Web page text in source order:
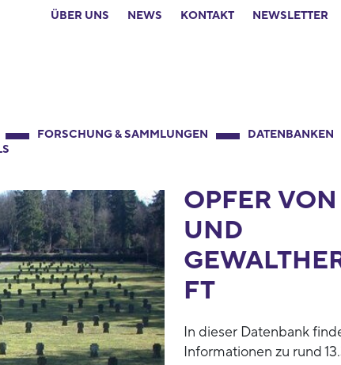
ÜBER UNS NEWS KONTAKT NEWSLETTER
FORSCHUNG & SAMMLUNGEN DATENBANKEN
OPFER
UND
FT
In dieser Datenbank
Informationen zu rund